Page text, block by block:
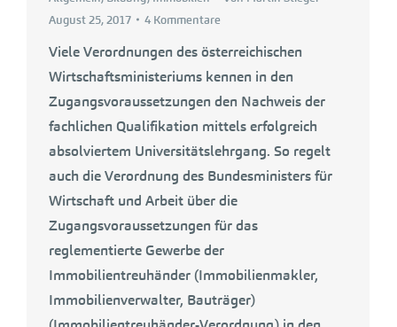
August 25, 2017
4 Kommentare
Viele Verordnungen des österreichischen
Wirtschaftsministeriums kennen in den
Zugangsvoraussetzungen den Nachweis der
fachlichen Qualifikation mittels erfolgreich
absolviertem Universitätslehrgang. So regelt
auch die Verordnung des Bundesministers für
Wirtschaft und Arbeit über die
Zugangsvoraussetzungen für das
reglementierte Gewerbe der
Immobilientreuhänder (Immobilienmakler,
Immobilienverwalter, Bauträger)